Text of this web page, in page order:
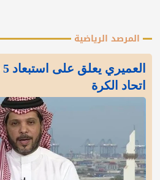
المرصد الرياضية
اتحاد الكرة